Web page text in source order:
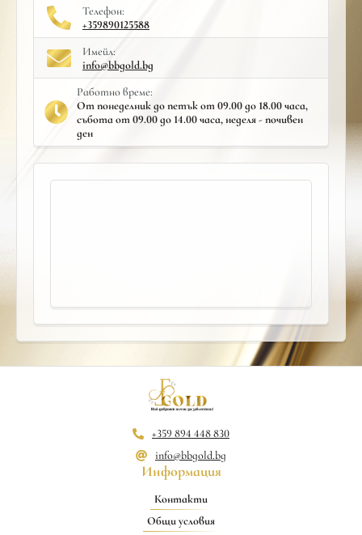
Телефон:
+359890125588
Имейл:
info@bbgold.bg
Работно време:
От понеделник до петък от 09.00 до 18.00 часа,
събота от 09.00 до 14.00 часа, неделя - почивен
ден
+359 894 448 830
info@bbgold.bg
Информация
Контакти
Общи условия